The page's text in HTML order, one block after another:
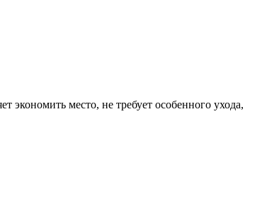
место, не требует особенного ухода,